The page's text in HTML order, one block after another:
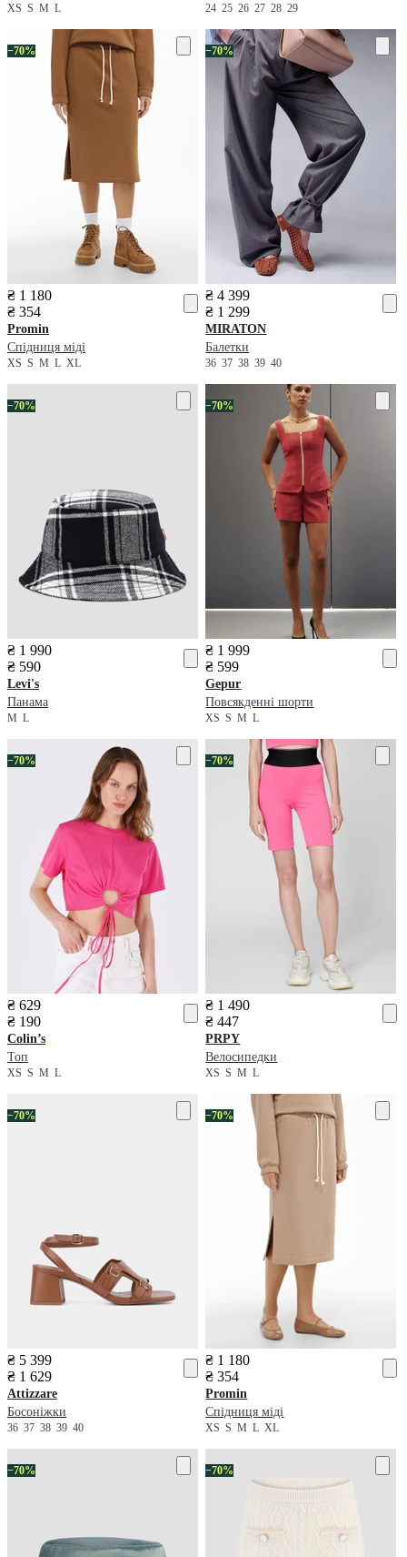
XS S M L 242526272829
−70%
₴ 1 180
₴ 354
Promin
Спідниця міді
XS S M L XL
−70%
₴ 4 399
₴ 1 299
MIRATON
Балетки
3637383940
−70%
₴ 1 990
₴ 590
Levi's
Панама
M L
−70%
₴ 1 999
₴ 599
Gepur
Повсякденні шорти
XSSML
−70%
₴ 629
₴ 190
Colin’s
Топ
XS S M L
−70%
₴ 1 490
₴ 447
PRPY
Велосипедки
XSSML
−70%
₴ 5 399
₴ 1 629
Attizzare
Босоніжки
36 37 38 39 40
−70%
₴ 1 180
₴ 354
Promin
Спідниця міді
XSSMLXL
−70% −70%